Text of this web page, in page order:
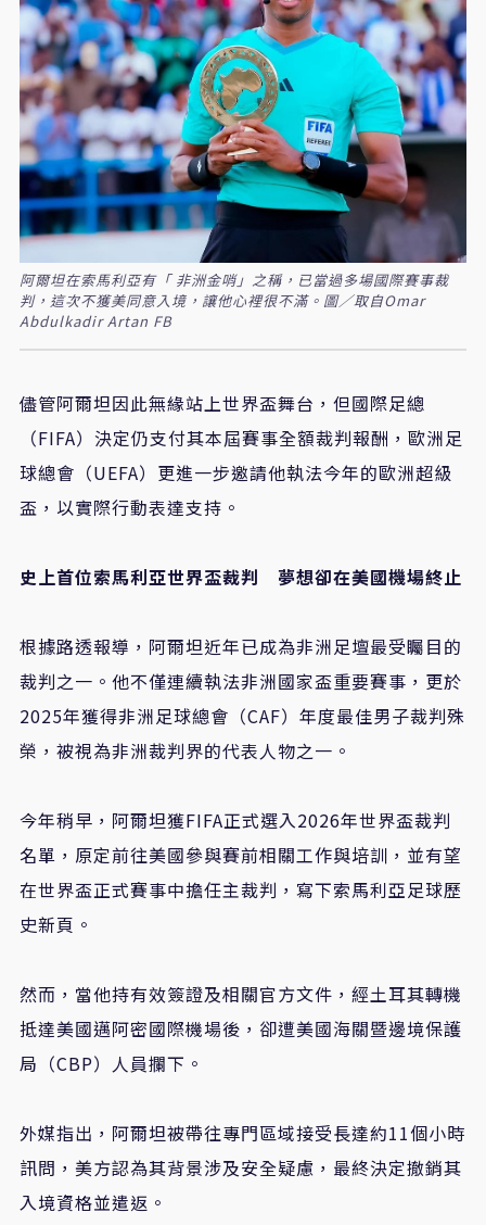
阿爾坦在索馬利亞有「 非洲金哨」之稱，已當過多場國際賽事裁
判，這次不獲美同意入境，讓他心裡很不滿。圖／取自Omar
Abdulkadir Artan FB
儘管阿爾坦因此無緣站上世界盃舞台，但國際足總
（FIFA）決定仍支付其本屆賽事全額裁判報酬，歐洲足
球總會（UEFA）更進一步邀請他執法今年的歐洲超級
盃，以實際行動表達支持。
史上首位索馬利亞世界盃裁判 夢想卻在美國機場終止
根據路透報導，阿爾坦近年已成為非洲足壇最受矚目的
裁判之一。他不僅連續執法非洲國家盃重要賽事，更於
2025年獲得非洲足球總會（CAF）年度最佳男子裁判殊
榮，被視為非洲裁判界的代表人物之一。
今年稍早，阿爾坦獲FIFA正式選入2026年世界盃裁判
名單，原定前往美國參與賽前相關工作與培訓，並有望
在世界盃正式賽事中擔任主裁判，寫下索馬利亞足球歷
史新頁。
然而，當他持有效簽證及相關官方文件，經土耳其轉機
抵達美國邁阿密國際機場後，卻遭美國海關暨邊境保護
局（CBP）人員攔下。
外媒指出，阿爾坦被帶往專門區域接受長達約11個小時
訊問，美方認為其背景涉及安全疑慮，最終決定撤銷其
入境資格並遣返。